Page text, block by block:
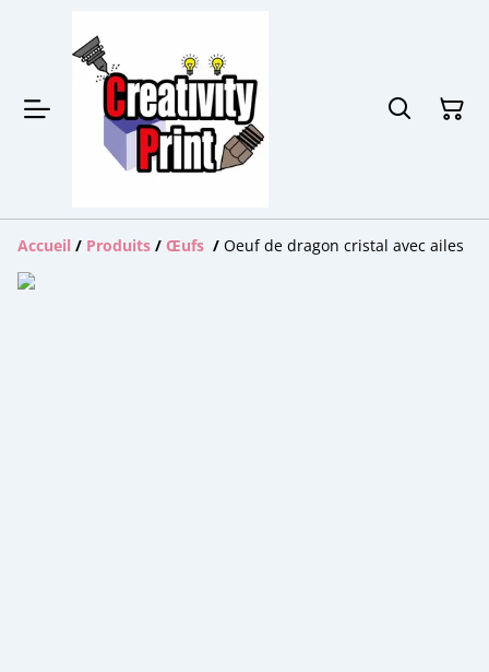
Accueil / Produits / Œufs / Oeuf de dragon cristal avec ailes